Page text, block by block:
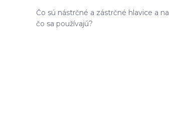
Čo sú nástrčné a zástrčné hlavice a na
čo sa používajú?